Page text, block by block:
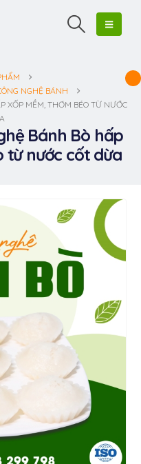
NGHỆ BÁNH
XỐP MỀM, THƠM BÉO TỪ NƯỚC
Bánh Bò hấp
từ nước cốt dừa